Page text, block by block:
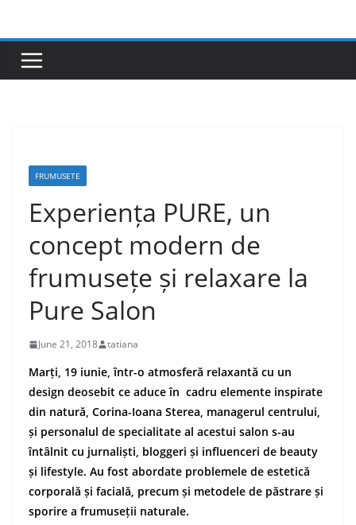
content
FRUMUSETE
Experiența PURE, un
concept modern de
frumusețe și relaxare la
Pure Salon
June 21, 2018 tatiana
Marți, 19 iunie, într-o atmosferă relaxantă cu un
design deosebit ce aduce în cadru elemente inspirate
din natură, Corina-Ioana Sterea, managerul centrului,
și personalul de specialitate al acestui salon s-au
întâlnit cu jurnaliști, bloggeri și influenceri de beauty
și lifestyle. Au fost abordate problemele de estetică
corporală și facială, precum și metodele de păstrare și
sporire a frumuseții naturale.